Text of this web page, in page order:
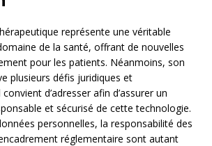
représente une véritable
de la santé, offrant de nouvelles
pour les patients. Néanmoins, son
plusieurs défis juridiques et
d’adresser afin d’assurer un
et sécurisé de cette technologie.
personnelles, la responsabilité des
réglementaire sont autant